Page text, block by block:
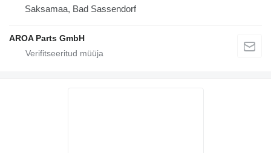
Saksamaa, Bad Sassendorf
AROA Parts GmbH